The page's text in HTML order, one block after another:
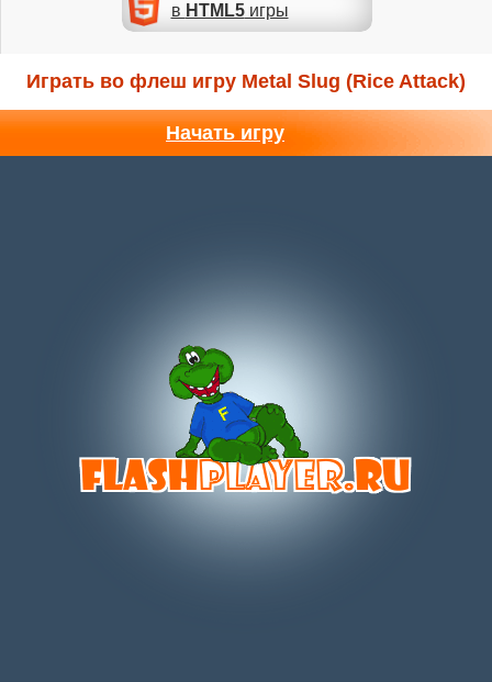
в HTML5игры
Играть во флеш игру Metal Slug (Rice Attack)
Начать игру